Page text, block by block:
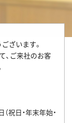
ざいます。
、ご来社のお客
日・年末年始・